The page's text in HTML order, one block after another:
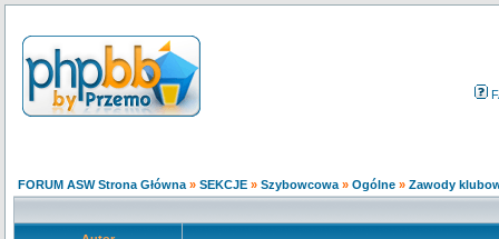
FORUM ASW Strona Główna » SEKCJE » Szybowcowa » Ogólne » Zawody